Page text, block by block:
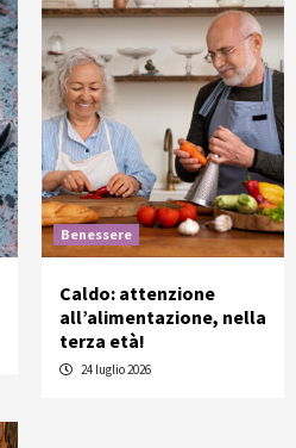
Benessere
Caldo: attenzione
all’alimentazione, nella
terza età!
24 luglio 2026